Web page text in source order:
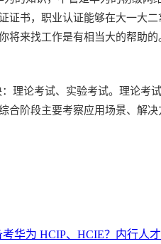
证书，职业认证能够在大一大
将来找工作是有相当大的帮助的
理论考试、实验考试。理论考
合阶段主要考察应用场景、解
华为 HCIP、HCIE？内行人才